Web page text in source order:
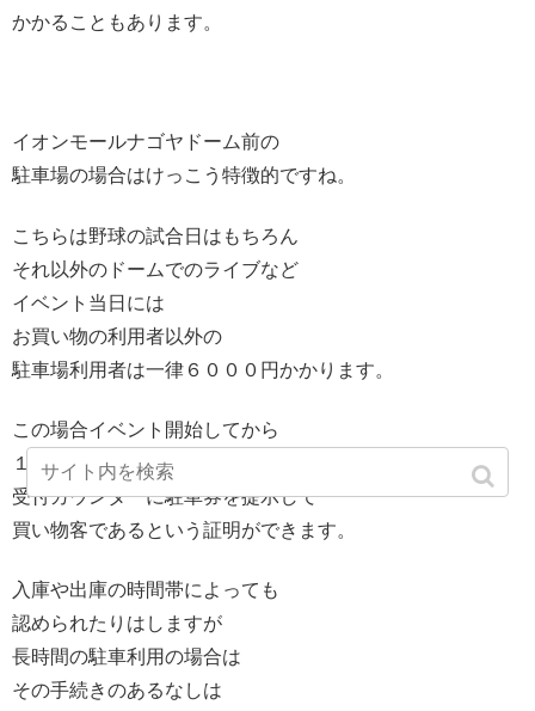
かかることもあります。
イオンモールナゴヤドーム前の
駐車場の場合はけっこう特徴的ですね。
こちらは野球の試合日はもちろん
それ以外のドームでのライブなど
イベント当日には
お買い物の利用者以外の
駐車場利用者は一律６０００円かかります。
この場合イベント開始してから
１時間後から２時間半の間に
受付カウンターに駐車券を提示して
買い物客であるという証明ができます。
入庫や出庫の時間帯によっても
認められたりはしますが
長時間の駐車利用の場合は
その手続きのあるなしは